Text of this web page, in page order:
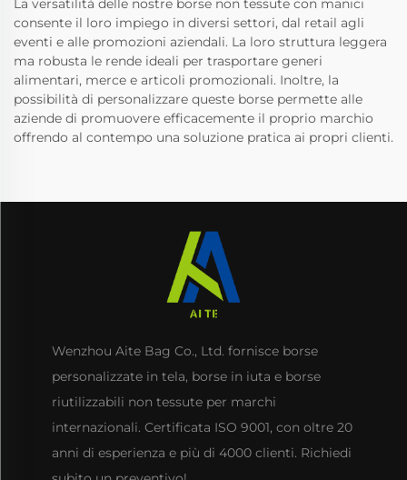
La versatilità delle nostre borse non tessute con manici
consente il loro impiego in diversi settori, dal retail agli
eventi e alle promozioni aziendali. La loro struttura leggera
ma robusta le rende ideali per trasportare generi
alimentari, merce e articoli promozionali. Inoltre, la
possibilità di personalizzare queste borse permette alle
aziende di promuovere efficacemente il proprio marchio
offrendo al contempo una soluzione pratica ai propri clienti.
Wenzhou Aite Bag Co., Ltd. fornisce borse
personalizzate in tela, borse in iuta e borse
riutilizzabili non tessute per marchi
internazionali. Certificata ISO 9001, con oltre 20
anni di esperienza e più di 4000 clienti. Richiedi